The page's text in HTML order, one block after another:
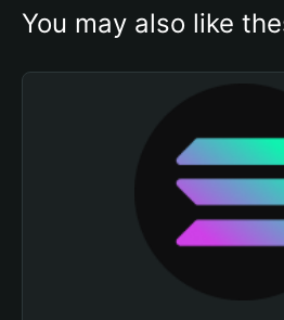
You may also like